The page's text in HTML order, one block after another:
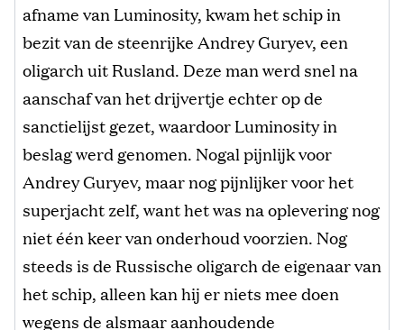
afname van Luminosity, kwam het schip in
bezit van de steenrijke Andrey Guryev, een
oligarch uit Rusland. Deze man werd snel na
aanschaf van het drijvertje echter op de
sanctielijst gezet, waardoor Luminosity in
beslag werd genomen. Nogal pijnlijk voor
Andrey Guryev, maar nog pijnlijker voor het
superjacht zelf, want het was na oplevering nog
niet één keer van onderhoud voorzien. Nog
steeds is de Russische oligarch de eigenaar van
het schip, alleen kan hij er niets mee doen
wegens de alsmaar aanhoudende